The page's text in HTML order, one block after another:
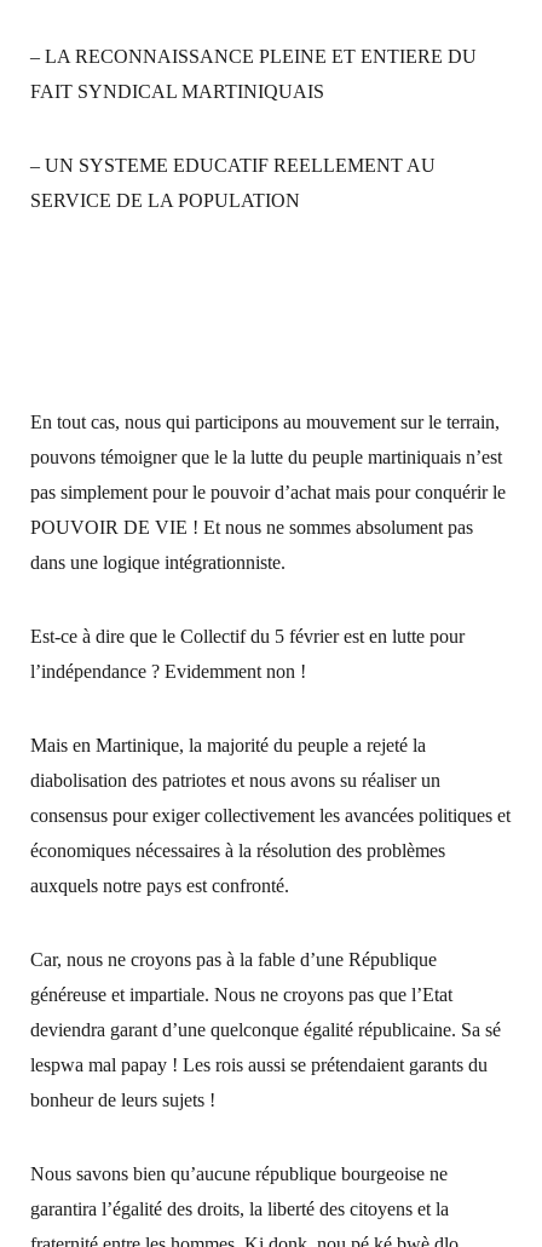
– LA RECONNAISSANCE PLEINE ET ENTIERE DU
FAIT SYNDICAL MARTINIQUAIS
– UN SYSTEME EDUCATIF REELLEMENT AU
SERVICE DE LA POPULATION
En tout cas, nous qui participons au mouvement sur le terrain,
pouvons témoigner que le la lutte du peuple martiniquais n’est
pas simplement pour le pouvoir d’achat mais pour conquérir le
POUVOIR DE VIE ! Et nous ne sommes absolument pas
dans une logique intégrationniste.
Est-ce à dire que le Collectif du 5 février est en lutte pour
l’indépendance ? Evidemment non !
Mais en Martinique, la majorité du peuple a rejeté la
diabolisation des patriotes et nous avons su réaliser un
consensus pour exiger collectivement les avancées politiques et
économiques nécessaires à la résolution des problèmes
auxquels notre pays est confronté.
Car, nous ne croyons pas à la fable d’une République
généreuse et impartiale. Nous ne croyons pas que l’Etat
deviendra garant d’une quelconque égalité républicaine. Sa sé
lespwa mal papay ! Les rois aussi se prétendaient garants du
bonheur de leurs sujets !
Nous savons bien qu’aucune république bourgeoise ne
garantira l’égalité des droits, la liberté des citoyens et la